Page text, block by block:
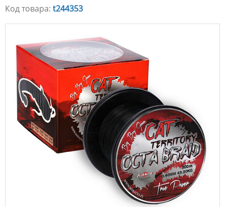
Код товара: t244353